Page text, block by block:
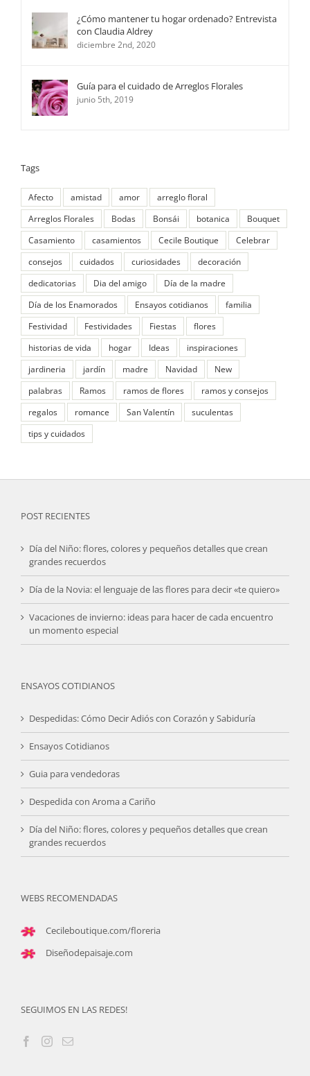
¿Cómo mantener tu hogar ordenado? Entrevista
con Claudia Aldrey
diciembre 2nd, 2020
Guía para el cuidado de Arreglos Florales
junio 5th, 2019
Tags
Afecto amistad amor
arreglo floral
Arreglos Florales
Bodas Bonsái botanica
Bouquet
Casamiento
casamientos Cecile Boutique
Celebrar
consejos
cuidados curiosidades
decoración
dedicatorias
Dia del amigo
Día de la madre
Día de los Enamorados
Ensayos cotidianos
familia
Festividad
Festividades Fiestas
flores
historias de vida
hogar Ideas
inspiraciones
jardineria
jardín madre Navidad
New
palabras
Ramos ramos de flores
ramos y consejos
regalos
romance San Valentín
suculentas
tips y cuidados
POST RECIENTES
Día del Niño: flores, colores y pequeños detalles que crean
grandes recuerdos
Día de la Novia: el lenguaje de las flores para decir «te quiero»
Vacaciones de invierno: ideas para hacer de cada encuentro
un momento especial
ENSAYOS COTIDIANOS
Despedidas: Cómo Decir Adiós con Corazón y Sabiduría
Ensayos Cotidianos
Guia para vendedoras
Despedida con Aroma a Cariño
Día del Niño: flores, colores y pequeños detalles que crean
grandes recuerdos
WEBS RECOMENDADAS
Cecileboutique.com/floreria
Diseñodepaisaje.com
SEGUIMOS EN LAS REDES!